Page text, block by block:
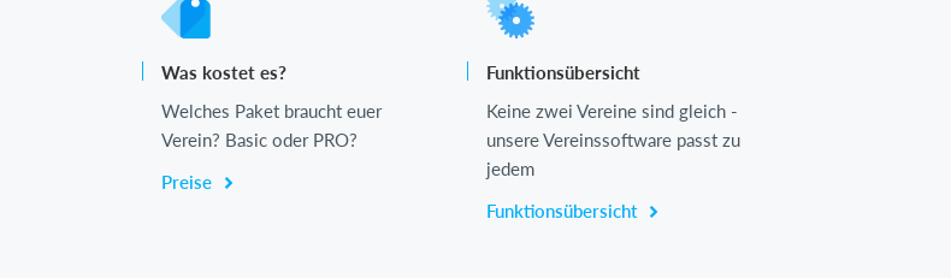
Was kostet es?
Welches Paket braucht euer
Verein? Basic oder PRO?
Preise
Funktionsübersicht
Keine zwei Vereine sind gleich -
unsere Vereinssoftware passt zu
jedem
Funktionsübersicht